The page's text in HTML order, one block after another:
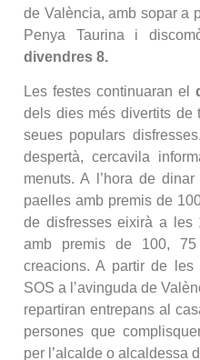
de València, amb sopar a
Penya Taurina i
divendres 8.
Les festes continuaran el
dels dies més divertits de
seues populars
despertà, cercavila
menuts. A l’hora de
paelles amb premis de
de disfresses eixirà a les
amb premis de 100,
creacions. A partir de les
SOS a l’avinguda de
repartiran entrepans al
persones que
per l’alcalde o alcaldessa